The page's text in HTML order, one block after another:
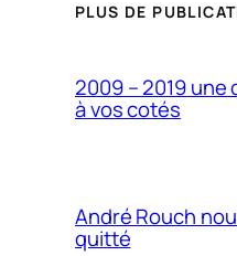
PLUS DE
2009 – 2019 une
à vos cotés
André Rouch
quitté